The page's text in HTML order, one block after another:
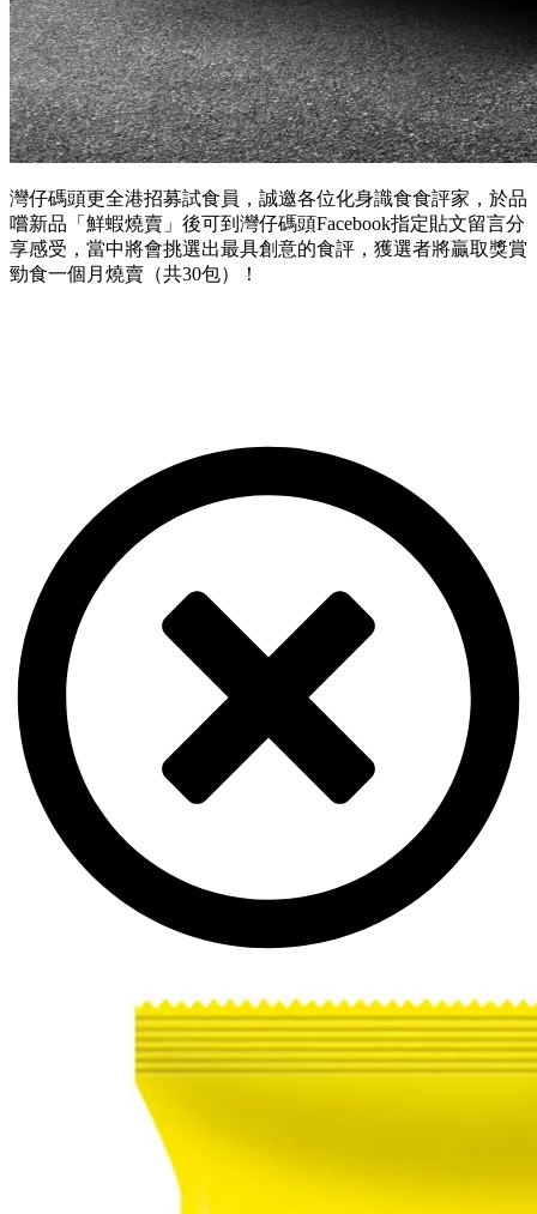
灣仔碼頭更全港招募試食員，誠邀各位化身識食食評家，於品
嚐新品「鮮蝦燒賣」後可到灣仔碼頭Facebook指定貼文留言分
享感受，當中將會挑選出最具創意的食評，獲選者將贏取獎賞
勁食一個月燒賣（共30包）！